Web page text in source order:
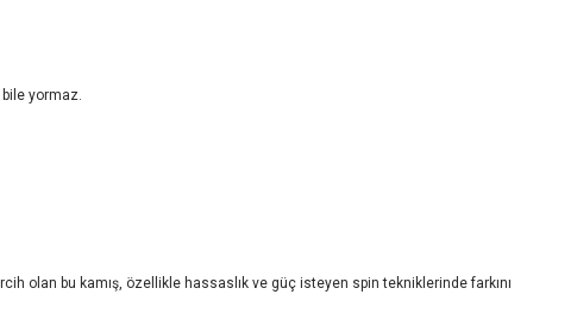
yormaz.
olan bu kamış, özellikle hassaslık ve güç isteyen spin tekniklerinde farkını